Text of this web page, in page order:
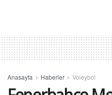
Anasayfa Haberler Voleybol